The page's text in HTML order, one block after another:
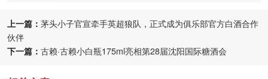
上一篇： 茅头小子官宣牵手英超狼队，正式成为俱乐部官方白酒合作
伙伴
下一篇： 古赖·古赖小白瓶175ml亮相第28届沈阳国际糖酒会